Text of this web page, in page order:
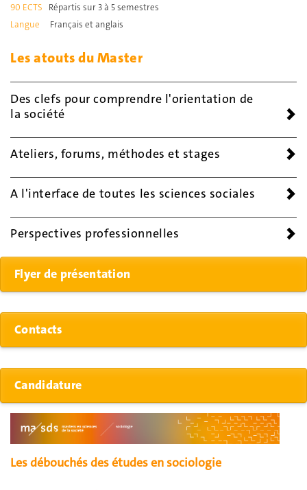
90 ECTS
Répartis sur 3 à 5 semestres
Langue Français et anglais
Les atouts du Master
Des clefs pour comprendre l'orientation de
la société
Ateliers, forums, méthodes et stages
A l'interface de toutes les sciences sociales
Perspectives professionnelles
Flyer de présentation
Contacts
Candidature
Les débouchés des études en sociologie